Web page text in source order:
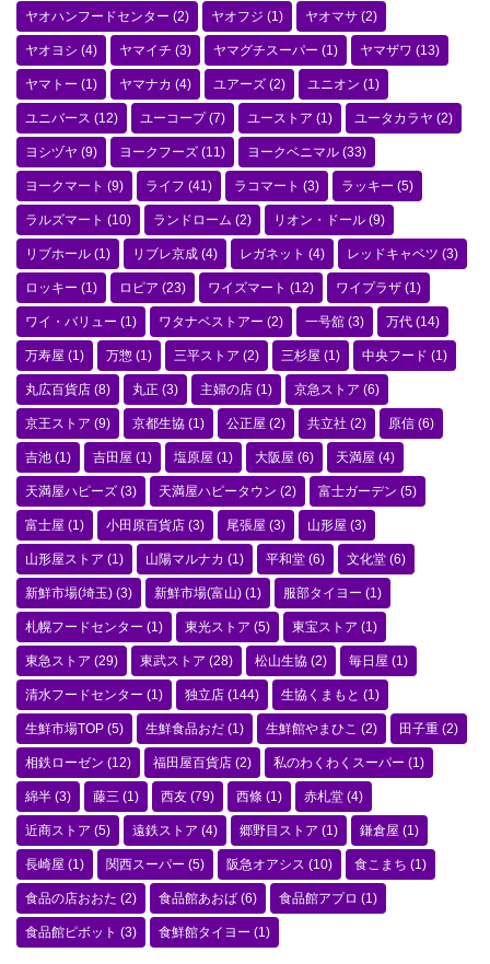
ヤオハンフードセンター (2) ヤオフジ (1) ヤオマサ (2)
ヤオヨシ (4) ヤマイチ (3) ヤマグチスーパー (1) ヤマザワ (13)
ヤマトー (1) ヤマナカ (4) ユアーズ (2) ユニオン (1)
ユニバース (12) ユーコープ(7) ユーストア (1) ユータカラヤ (2)
ヨシヅヤ (9) ヨークフーズ (11) ヨークベニマル (33)
ヨークマート (9) ライフ (41) ラコマート (3) ラッキー (5)
ラルズマート (10) ランドローム (2) リオン・ドール (9)
リブホール (1) リブレ京成 (4) レガネット (4) レッドキャベツ (3)
ロッキー (1) ロピア (23) ワイズマート (12) ワイプラザ (1)
ワイ・バリュー (1) ワタナベストアー (2) 一号舘 (3) 万代 (14)
万寿屋 (1) 万惣 (1) 三平ストア (2) 三杉屋 (1) 中央フード (1)
丸広百貨店 (8) 丸正 (3) 主婦の店 (1) 京急ストア (6)
京王ストア (9) 京都生協 (1) 公正屋 (2) 共立社 (2) 原信 (6)
吉池 (1) 吉田屋 (1) 塩原屋 (1) 大阪屋 (6) 天満屋 (4)
天満屋ハピーズ (3) 天満屋ハピータウン (2) 富士ガーデン (5)
富士屋 (1) 小田原百貨店 (3) 尾張屋 (3) 山形屋 (3)
山形屋ストア (1) 山陽マルナカ (1) 平和堂 (6) 文化堂 (6)
新鮮市場(埼玉) (3) 新鮮市場(富山) (1) 服部タイヨー (1)
札幌フードセンター (1) 東光ストア (5) 東宝ストア (1)
東急ストア (29) 東武ストア (28) 松山生協 (2) 毎日屋 (1)
清水フードセンター (1) 独立店 (144) 生協くまもと (1)
生鮮市場TOP (5) 生鮮食品おだ (1) 生鮮館やまひこ (2) 田子重 (2)
相鉄ローゼン (12) 福田屋百貨店 (2) 私のわくわくスーパー (1)
綿半 (3) 藤三 (1) 西友 (79) 西條 (1) 赤札堂 (4)
近商ストア (5) 遠鉄ストア (4) 郷野目ストア (1) 鎌倉屋 (1)
長崎屋 (1) 関西スーパー (5) 阪急オアシス (10) 食こまち (1)
食品の店おおた (2) 食品館あおば (6) 食品館アプロ (1)
食品館ピボット (3) 食鮮館タイヨー (1)